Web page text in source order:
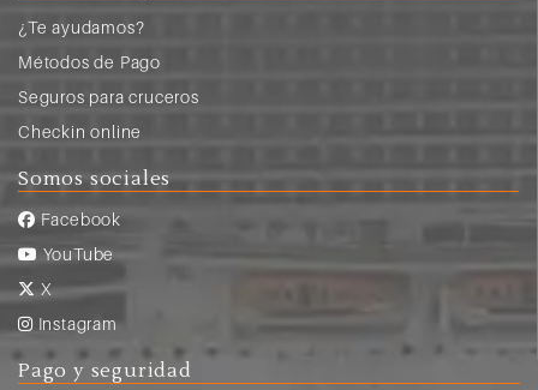
¿Te ayudamos?
Métodos de Pago
Seguros para cruceros
Checkin online
Somos sociales
Facebook
YouTube
X
Instagram
Pago y seguridad